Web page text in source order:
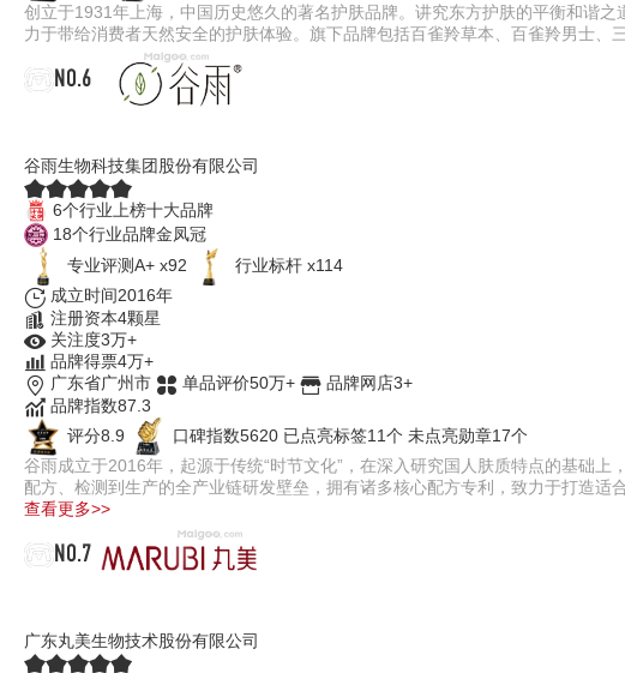
创立于1931年上海，中国历史悠久的著名护肤品牌。讲究东方护肤的平衡和谐
力于带给消费者天然安全的护肤体验。旗下品牌包括百雀羚草本、百雀羚男士、
NO.6
谷雨生物科技集团股份有限公司
6个行业上榜十大品牌
18个行业品牌金凤冠
专业评测A+ x92
行业标杆 x114
成立时间2016年
注册资本4颗星
关注度3万+
品牌得票4万+
广东省广州市
单品评价50万+
品牌网店3+
品牌指数87.3
评分8.9
口碑指数5620 已点亮标签11个 未点亮勋章17个
谷雨成立于2016年，起源于传统“时节文化”，在深入研究国人肤质特点的基础
配方、检测到生产的全产业链研发壁垒，拥有诸多核心配方专利，致力于打造适
查看更多>>
NO.7
广东丸美生物技术股份有限公司